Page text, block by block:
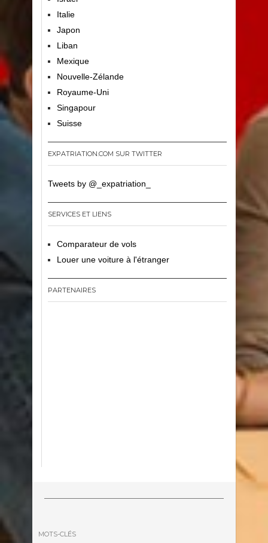
Italie
Japon
Liban
Mexique
Nouvelle-Zélande
Royaume-Uni
Singapour
Suisse
EXPATRIATION.COM SUR TWITTER
Tweets by @_expatriation_
SERVICES ET LIENS
Comparateur de vols
Louer une voiture à l'étranger
PARTENAIRES
MOTS-CLÉS